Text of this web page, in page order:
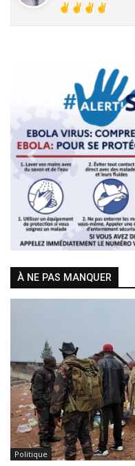
✌✌✌✌
Previous
À NE PAS MANQUER
Politique